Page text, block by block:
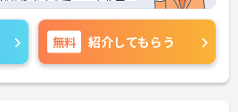
ありますので、スキルア
ンに繋がります。
対策ポイントなど、さら
で、お気軽にご相談くだ
無料 紹介してもらう